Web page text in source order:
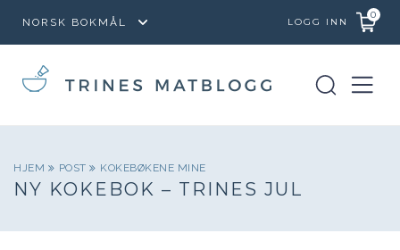
LOGG INN
0
HJEM POST KOKEBØKENE MINE
NY KOKEBOK – TRINES JUL